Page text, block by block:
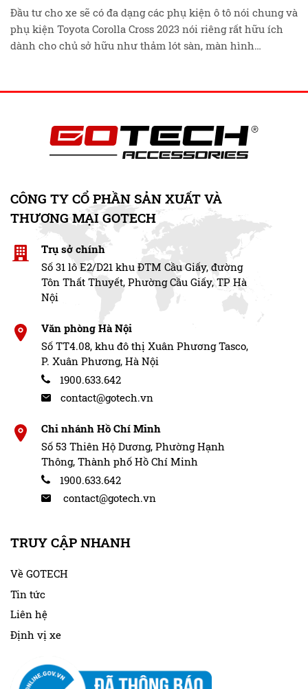
Đầu tư cho xe sẽ có đa dạng các phụ kiện ô tô nói chung và
phụ kiện Toyota Corolla Cross 2023 nói riêng rất hữu ích
dành cho chủ sở hữu như thảm lót sàn, màn hình
CÔNG TY CỔ PHẦN SẢN XUẤT VÀ
THƯƠNG MẠI GOTECH
Trụ sở chính
Số 31 lô E2/D21 khu ĐTM Cầu Giấy, đường
Tôn Thất Thuyết, Phường Cầu Giấy, TP Hà
Nội
Văn phòng Hà Nội
Số TT4.08, khu đô thị Xuân Phương Tasco,
P. Xuân Phương, Hà Nội
1900.633.642
contact@gotech.vn
Chi nhánh Hồ Chí Minh
Số 53 Thiên Hộ Dương, Phường Hạnh
Thông, Thành phố Hồ Chí Minh
1900.633.642
contact@gotech.vn
TRUY CẬP NHANH
Về GOTECH
Tin tức
Liên hệ
Định vị xe